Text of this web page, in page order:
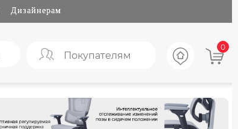
Дизайнерам
0
Покупателям